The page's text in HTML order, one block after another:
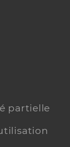
partielle